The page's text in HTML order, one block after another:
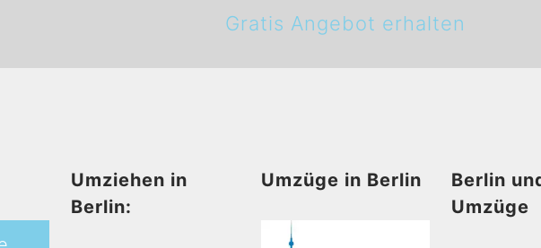
Gratis Angebot erhalten
Umziehen in
Berlin:
Umzüge in Berlin
Berlin
Umzüge